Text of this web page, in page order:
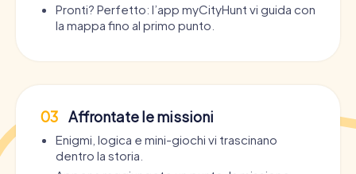
Pronti? Perfetto: l’app myCityHunt vi guida con
la mappa fino al primo punto.
03 Affrontate le missioni
Enigmi, logica e mini-giochi vi trascinano
dentro la storia.